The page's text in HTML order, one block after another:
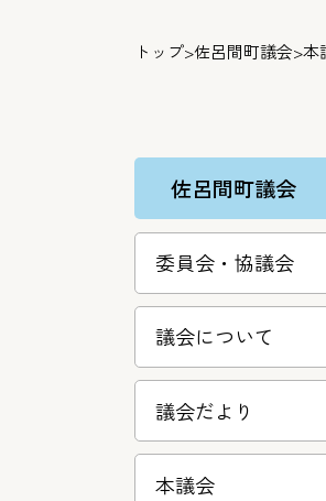
トップ>佐呂間町議会>本
佐呂間町議会
委員会・協議会
議会について
議会だより
本議会